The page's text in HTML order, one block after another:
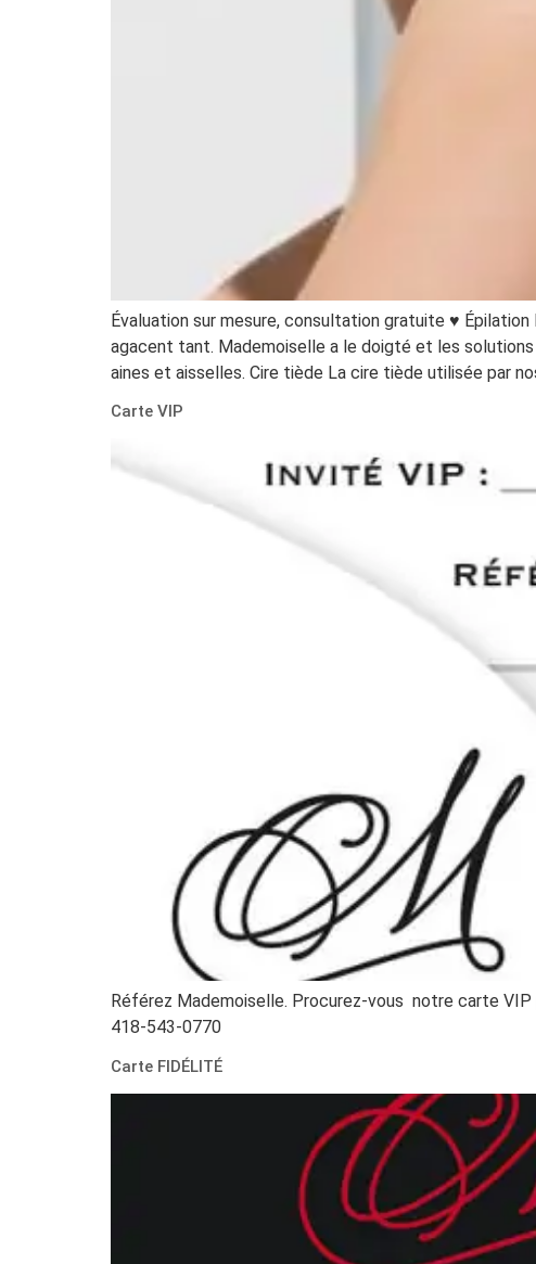
Évaluation sur mesure, consultation gratuite ♥
agacent tant. Mademoiselle a le doigté et les
aines et aisselles. Cire tiède La cire tiède utilisée par
Carte VIP
Référez Mademoiselle. Procurez-vous notre carte
418-543-0770
Carte FIDÉLITÉ